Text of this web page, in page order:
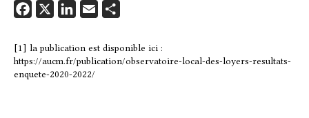
c
e
b
n
k
e
a
i
r
t
[1] la publication est disponible ici :
https://aucm.fr/publication/observatoire-local-des-loyers-resultats-
enquete-2020-2022/